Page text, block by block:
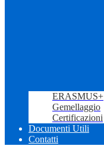
ERASMUS+
Gemellaggio
Certificazioni
Documenti Utili
Contatti